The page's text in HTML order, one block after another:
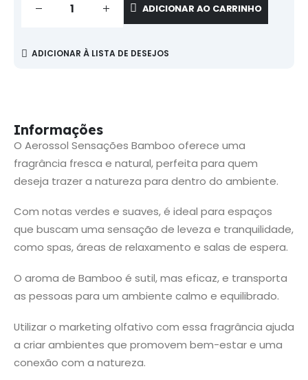
ADICIONAR AO CARRINHO
ADICIONAR À LISTA DE DESEJOS
Informações
O Aerossol Sensações Bamboo oferece uma
fragrância fresca e natural, perfeita para quem
deseja trazer a natureza para dentro do ambiente.
Com notas verdes e suaves, é ideal para espaços
que buscam uma sensação de leveza e tranquilidade,
como spas, áreas de relaxamento e salas de espera.
O aroma de Bamboo é sutil, mas eficaz, e transporta
as pessoas para um ambiente calmo e equilibrado.
Utilizar o marketing olfativo com essa fragrância ajuda
a criar ambientes que promovem bem-estar e uma
conexão com a natureza.